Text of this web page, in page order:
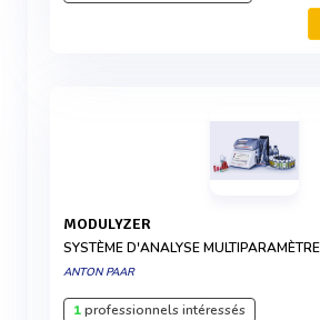
MODULYZER
SYSTÈME D'ANALYSE
ANTON PAAR
1professionnels intéressés